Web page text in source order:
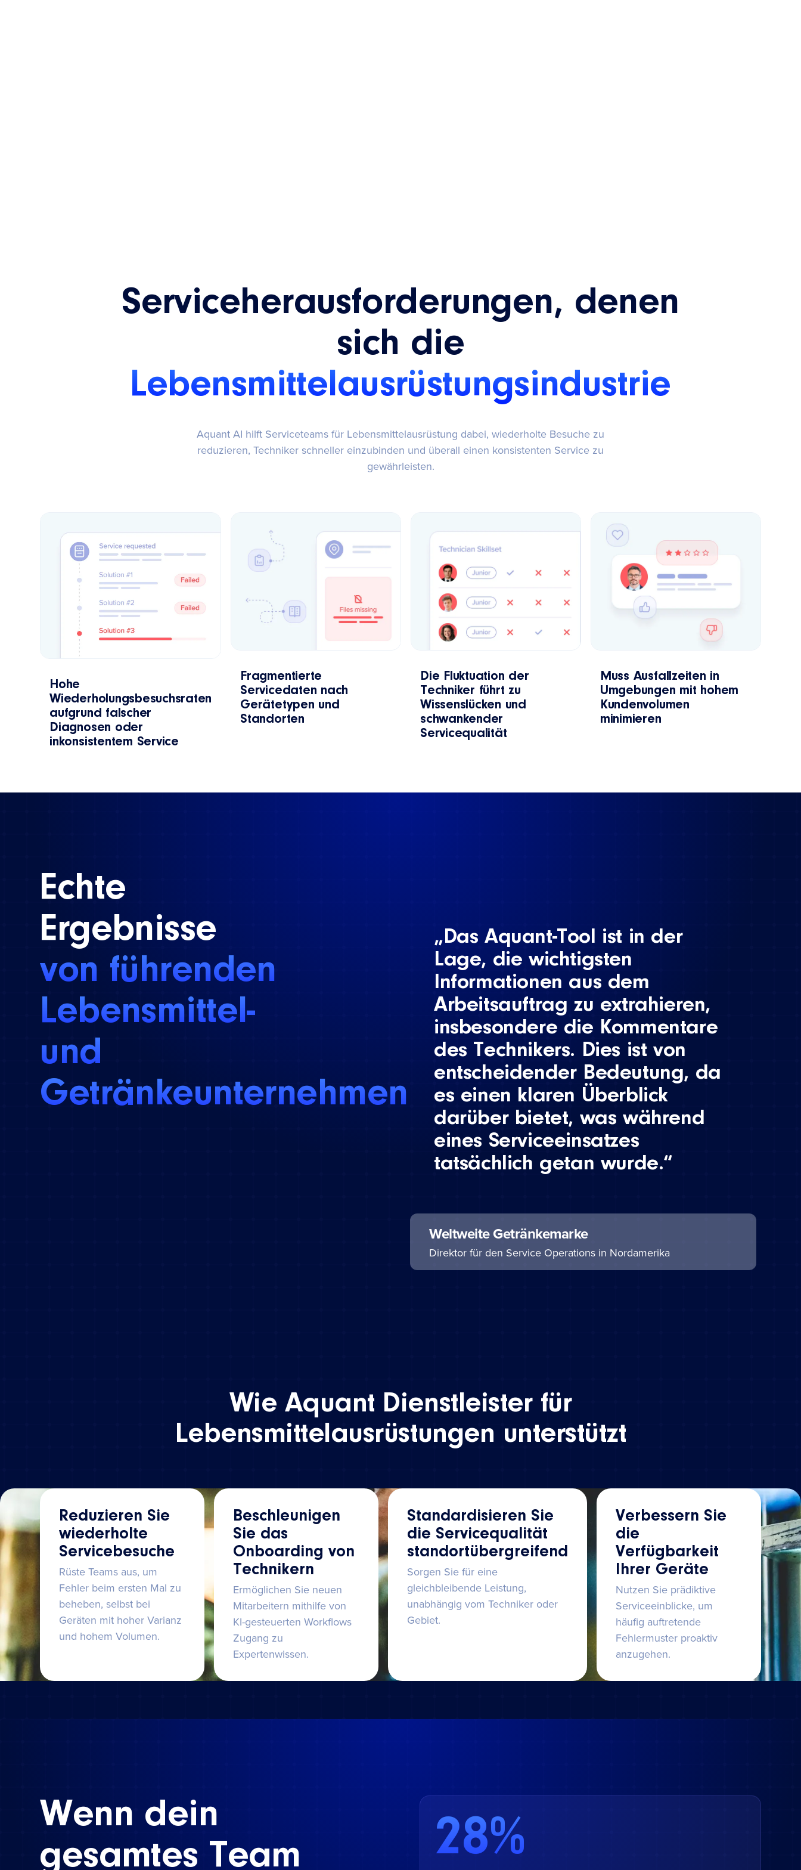
Serviceherausforderungen, denen
sich die
Lebensmittelausrüstungsindustrie
Aquant AI hilft Serviceteams für Lebensmittelausrüstung dabei, wiederholte Besuche zu
reduzieren, Techniker schneller einzubinden und überall einen konsistenten Service zu
gewährleisten.
Hohe
Wiederholungsbesuchsraten
aufgrund falscher
Diagnosen oder
inkonsistentem Service
Fragmentierte
Servicedaten nach
Gerätetypen und
Standorten
Die Fluktuation der
Techniker führt zu
Wissenslücken und
schwankender
Servicequalität
Muss Ausfallzeiten in
Umgebungen mit hohem
Kundenvolumen
minimieren
Echte
Ergebnisse
von führenden
Lebensmittel-
und
Getränkeunternehmen
„Das Aquant-Tool ist in der
Lage, die wichtigsten
Informationen aus dem
Arbeitsauftrag zu extrahieren,
insbesondere die Kommentare
des Technikers. Dies ist von
entscheidender Bedeutung, da
es einen klaren Überblick
darüber bietet, was während
eines Serviceeinsatzes
tatsächlich getan wurde.“
Weltweite Getränkemarke
Direktor für den Service Operations in Nordamerika
Wie Aquant Dienstleister für
Lebensmittelausrüstungen unterstützt
Reduzieren Sie
wiederholte
Servicebesuche
Rüste Teams aus, um
Fehler beim ersten Mal zu
beheben, selbst bei
Geräten mit hoher Varianz
und hohem Volumen.
Beschleunigen
Sie das
Onboarding von
Technikern
Ermöglichen Sie neuen
Mitarbeitern mithilfe von
KI-gesteuerten Workflows
Zugang zu
Expertenwissen.
Standardisieren Sie
die Servicequalität
standortübergreifend
Sorgen Sie für eine
gleichbleibende Leistung,
unabhängig vom Techniker oder
Gebiet.
Verbessern Sie
die
Verfügbarkeit
Ihrer Geräte
Nutzen Sie prädiktive
Serviceeinblicke, um
häufig auftretende
Fehlermuster proaktiv
anzugehen.
Wenn dein
gesamtes Team
28%